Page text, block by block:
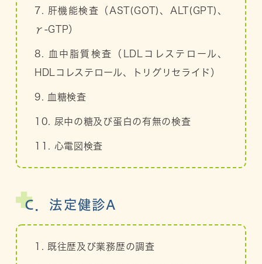
7. 肝機能検査（AST(GOT)、ALT(GPT)、
γ-GTP）
8. 血中脂質検査（LDLコレステロール、
HDLコレステロール、トリグリセライド）
9. 血糖検査
10. 尿中の糖及び蛋白の有無の検査
11. 心電図検査
C．法定健診A
1. 既往歴及び業務歴の調査